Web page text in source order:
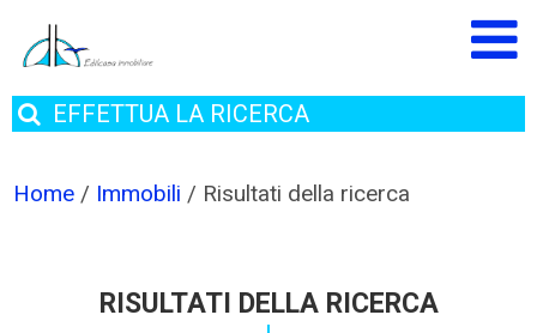
EFFETTUA LA RICERCA
Home / Immobili / Risultati della ricerca
RISULTATI DELLA RICERCA